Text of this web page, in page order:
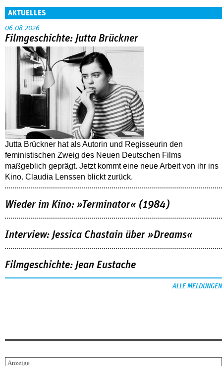
AKTUELLES
06.08.2026
Filmgeschichte: Jutta Brückner
Jutta Brückner hat als Autorin und Regisseurin den
feministischen Zweig des Neuen Deutschen Films
maßgeblich geprägt. Jetzt kommt eine neue Arbeit von ihr ins
Kino. Claudia Lenssen blickt zurück.
Wieder im Kino: »Terminator« (1984)
Interview: Jessica Chastain über »Dreams«
Filmgeschichte: Jean Eustache
ALLE MELDUNGEN